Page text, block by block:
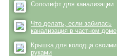
Сололифт для канализации
Что делать, если забилась
канализация в частном доме
Крышка для колодца своими
руками